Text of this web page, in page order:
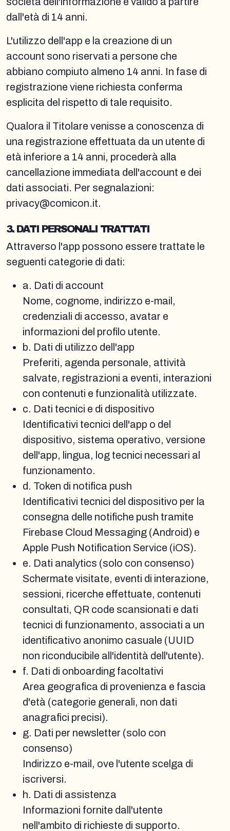
dall'età di 14 anni.
L'utilizzo dell'app e la creazione di un
account sono riservati a persone che
abbiano compiuto almeno 14 anni. In fase di
registrazione viene richiesta conferma
esplicita del rispetto di tale requisito.
Qualora il Titolare venisse a conoscenza di
una registrazione effettuata da un utente di
età inferiore a 14 anni, procederà alla
cancellazione immediata dell'account e dei
dati associati. Per segnalazioni:
privacy@comicon.it.
3. DATI PERSONALI TRATTATI
Attraverso l'app possono essere trattate le
seguenti categorie di dati:
a. Dati di account
Nome, cognome, indirizzo e-mail,
credenziali di accesso, avatar e
informazioni del profilo utente.
b. Dati di utilizzo dell'app
Preferiti, agenda personale, attività
salvate, registrazioni a eventi, interazioni
con contenuti e funzionalità utilizzate.
c. Dati tecnici e di dispositivo
Identificativi tecnici dell'app o del
dispositivo, sistema operativo, versione
dell'app, lingua, log tecnici necessari al
funzionamento.
d. Token di notifica push
Identificativi tecnici del dispositivo per la
consegna delle notifiche push tramite
Firebase Cloud Messaging (Android) e
Apple Push Notification Service (iOS).
e. Dati analytics (solo con consenso)
Schermate visitate, eventi di interazione,
sessioni, ricerche effettuate, contenuti
consultati, QR code scansionati e dati
tecnici di funzionamento, associati a un
identificativo anonimo casuale (UUID
non riconducibile all'identità dell'utente).
f. Dati di onboarding facoltativi
Area geografica di provenienza e fascia
d'età (categorie generali, non dati
anagrafici precisi).
g. Dati per newsletter (solo con
consenso)
Indirizzo e-mail, ove l'utente scelga di
iscriversi.
h. Dati di assistenza
Informazioni fornite dall'utente
nell'ambito di richieste di supporto.